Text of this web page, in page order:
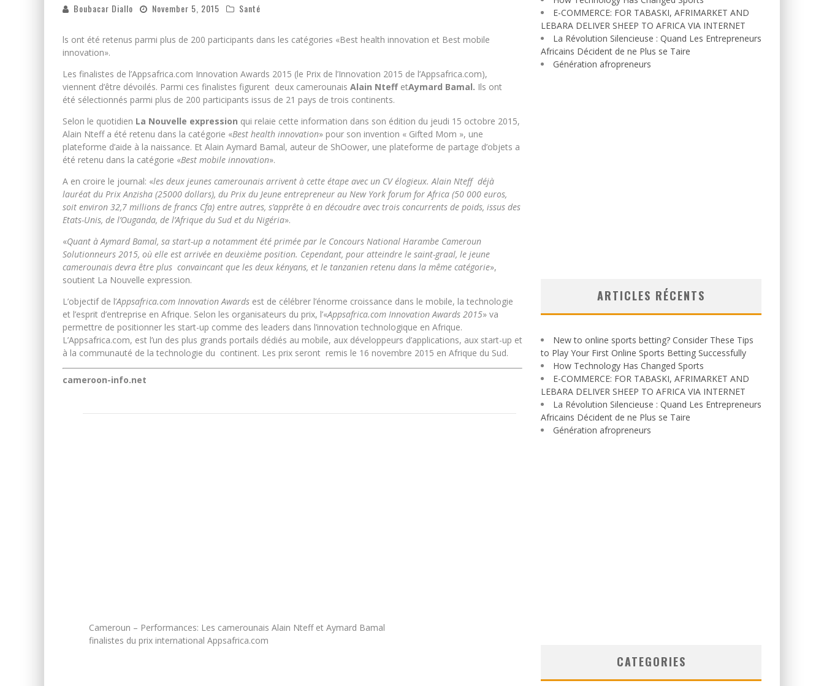
Boubacar Diallo November 5, 2015 Santé
ls ont été retenus parmi plus de 200 participants dans les catégories «Best health innovation et Best mobile
innovation».
Les finalistes de l’Appsafrica.com Innovation Awards 2015 (le Prix de l’Innovation 2015 de l’Appsafrica.com),
viennent d’être dévoilés. Parmi ces finalistes figurent deux camerounais Alain Nteff etAymard Bamal. Ils ont
été sélectionnés parmi plus de 200 participants issus de 21 pays de trois continents.
Selon le quotidien La Nouvelle expression qui relaie cette information dans son édition du jeudi 15 octobre 2015,
Alain Nteff a été retenu dans la catégorie «Best health innovation» pour son invention « Gifted Mom », une
plateforme d’aide à la naissance. Et Alain Aymard Bamal, auteur de ShOower, une plateforme de partage d’objets a
été retenu dans la catégorie «Best mobile innovation».
A en croire le journal: «les deux jeunes camerounais arrivent à cette étape avec un CV élogieux. Alain Nteff déjà
lauréat du Prix Anzisha (25000 dollars), du Prix du Jeune entrepreneur au New York forum for Africa (50 000 euros,
soit environ 32,7 millions de francs Cfa) entre autres, s’apprête à en découdre avec trois concurrents de poids, issus des
Etats-Unis, de l’Ouganda, de l’Afrique du Sud et du Nigéria».
«Quant à Aymard Bamal, sa start-up a notamment été primée par le Concours National Harambe Cameroun
Solutionneurs 2015, où elle est arrivée en deuxième position. Cependant, pour atteindre le saint-graal, le jeune
camerounais devra être plus convaincant que les deux kényans, et le tanzanien retenu dans la même catégorie»,
soutient La Nouvelle expression.
L’objectif de l’Appsafrica.com Innovation Awards est de célébrer l’énorme croissance dans le mobile, la technologie
et l’esprit d’entreprise en Afrique. Selon les organisateurs du prix, l’«Appsafrica.com Innovation Awards 2015» va
permettre de positionner les start-up comme des leaders dans l’innovation technologique en Afrique.
L’Appsafrica.com, est l’un des plus grands portails dédiés au mobile, aux développeurs d’applications, aux start-up et
à la communauté de la technologie du continent. Les prix seront remis le 16 novembre 2015 en Afrique du Sud.
cameroon-info.net
Cameroun – Performances: Les camerounais Alain Nteff et Aymard Bamal
finalistes du prix international Appsafrica.com
E-COMMERCE: FOR TABASKI, AFRIMARKET AND
LEBARA DELIVER SHEEP TO AFRICA VIA INTERNET
La Révolution Silencieuse : Quand Les Entrepreneurs
Africains Décident de ne Plus se Taire
Génération afropreneurs
ARTICLES RÉCENTS
New to online sports betting? Consider These Tips
to Play Your First Online Sports Betting Successfully
How Technology Has Changed Sports
E-COMMERCE: FOR TABASKI, AFRIMARKET AND
LEBARA DELIVER SHEEP TO AFRICA VIA INTERNET
La Révolution Silencieuse : Quand Les Entrepreneurs
Africains Décident de ne Plus se Taire
Génération afropreneurs
CATEGORIES